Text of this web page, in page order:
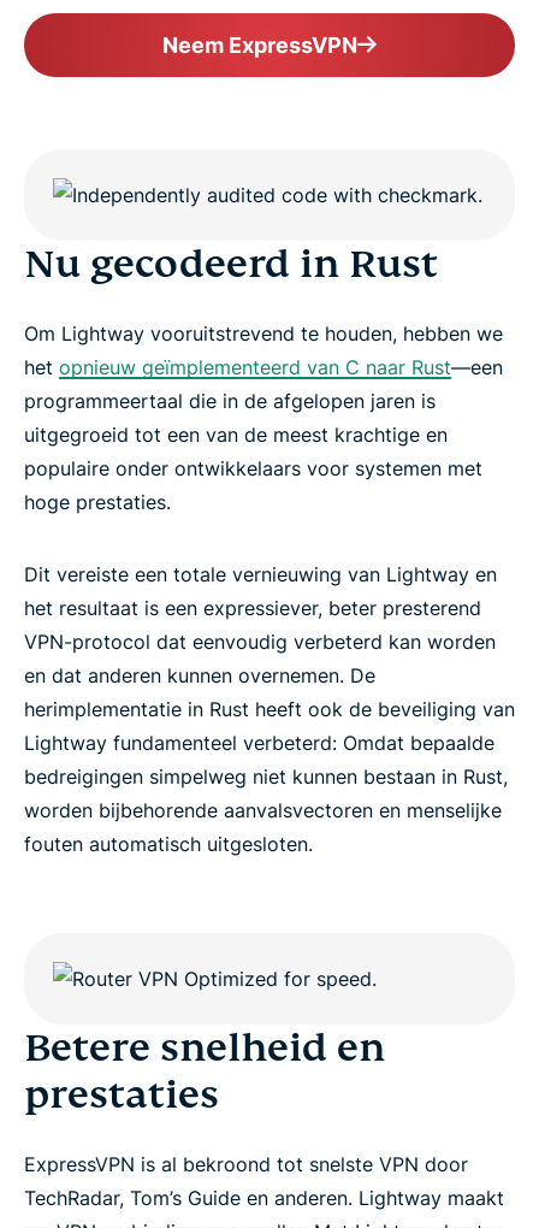
Neem ExpressVPN
Nu gecodeerd in Rust
Om Lightway vooruitstrevend te houden, hebben we
het opnieuw geïmplementeerd van C naar Rust—een
programmeertaal die in de afgelopen jaren is
uitgegroeid tot een van de meest krachtige en
populaire onder ontwikkelaars voor systemen met
hoge prestaties.
Dit vereiste een totale vernieuwing van Lightway en
het resultaat is een expressiever, beter presterend
VPN-protocol dat eenvoudig verbeterd kan worden
en dat anderen kunnen overnemen. De
herimplementatie in Rust heeft ook de beveiliging van
Lightway fundamenteel verbeterd: Omdat bepaalde
bedreigingen simpelweg niet kunnen bestaan in Rust,
worden bijbehorende aanvalsvectoren en menselijke
fouten automatisch uitgesloten.
Betere snelheid en
prestaties
ExpressVPN is al bekroond tot snelste VPN door
TechRadar, Tom’s Guide en anderen. Lightway maakt